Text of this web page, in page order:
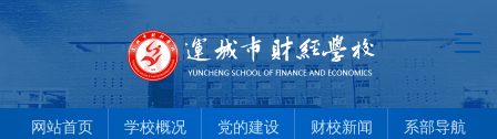
网站首页 学校概况 党的建设 财校新闻 系部导航